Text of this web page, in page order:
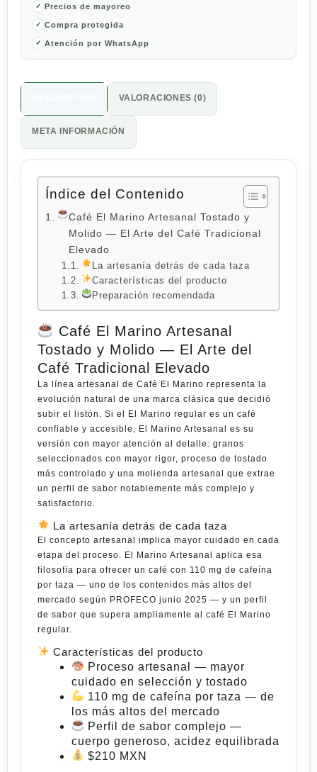
Precios de mayoreo
Compra protegida
Atención por WhatsApp
VALORACIONES (0)
META INFORMACIÓN
Índice del Contenido
Café El Marino Artesanal Tostado y
Molido — El Arte del Café Tradicional
Elevado
La artesanía detrás de cada taza
Características del producto
Preparación recomendada
Café El Marino Artesanal
Tostado y Molido — El Arte del
Café Tradicional Elevado
La línea artesanal de Café El Marino representa la
evolución natural de una marca clásica que decidió
subir el listón. Si el El Marino regular es un café
confiable y accesible, El Marino Artesanal es su
versión con mayor atención al detalle: granos
seleccionados con mayor rigor, proceso de tostado
más controlado y una molienda artesanal que extrae
un perfil de sabor notablemente más complejo y
satisfactorio
La artesanía detrás de cada taza
El concepto artesanal implica mayor cuidado en cada
etapa del proceso. El Marino Artesanal aplica esa
filosofía para ofrecer un café con 110 mg de cafeína
por taza — uno de los contenidos más altos del
mercado según PROFECO junio 2025 — y un perfil
de sabor que supera ampliamente al café El Marino
regular.
Características del producto
Proceso artesanal
— mayor
cuidado en selección y tostado
110 mg de cafeína por taza — de
los más altos del mercado
Perfil de sabor complejo —
cuerpo generoso, acidez equilibrada
$210 MXN